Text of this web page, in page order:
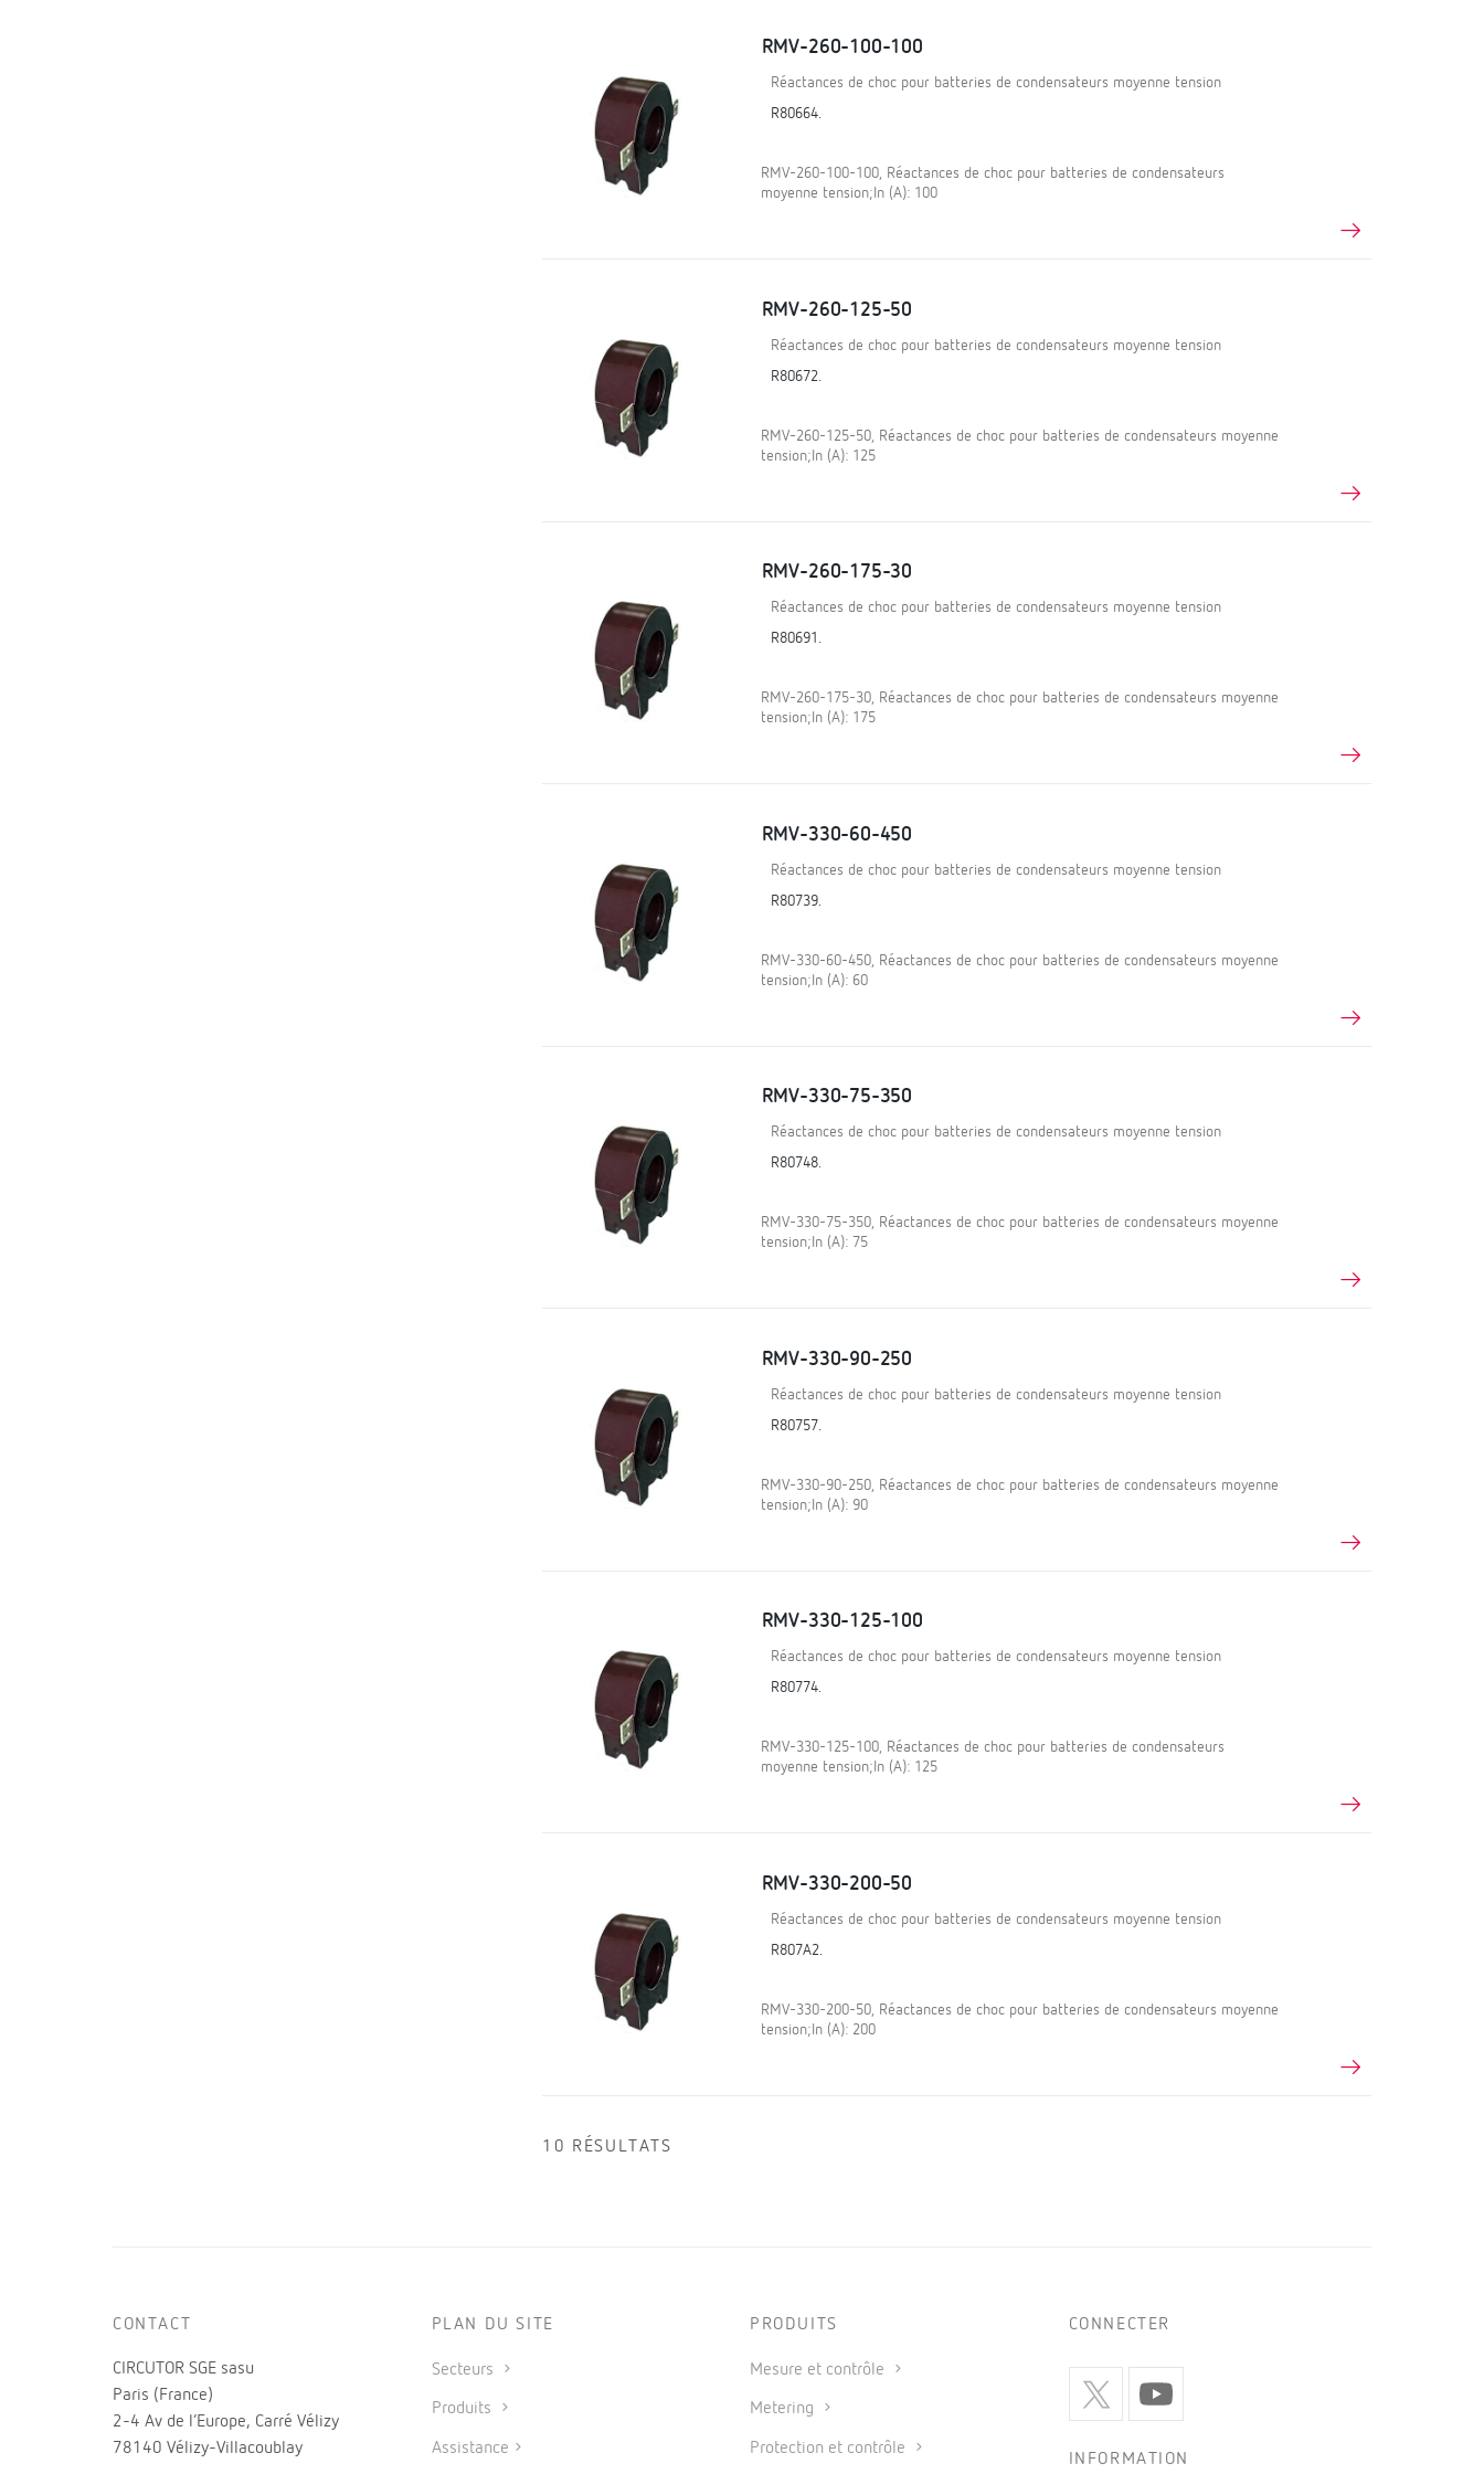
RMV-260-100-100
Réactances de choc pour batteries de condensateurs moyenne tension
R80664.
RMV-260-100-100, Réactances de choc pour batteries de condensateurs
moyenne tension;In (A): 100
RMV-260-125-50
Réactances de choc pour batteries de condensateurs moyenne tension
R80672.
RMV-260-125-50, Réactances de choc pour batteries de condensateurs moyenne
tension;In (A): 125
RMV-260-175-30
Réactances de choc pour batteries de condensateurs moyenne tension
R80691.
RMV-260-175-30, Réactances de choc pour batteries de condensateurs moyenne
tension;In (A): 175
RMV-330-60-450
Réactances de choc pour batteries de condensateurs moyenne tension
R80739.
RMV-330-60-450, Réactances de choc pour batteries de condensateurs moyenne
tension;In (A): 60
RMV-330-75-350
Réactances de choc pour batteries de condensateurs moyenne tension
R80748.
RMV-330-75-350, Réactances de choc pour batteries de condensateurs moyenne
tension;In (A): 75
RMV-330-90-250
Réactances de choc pour batteries de condensateurs moyenne tension
R80757.
RMV-330-90-250, Réactances de choc pour batteries de condensateurs moyenne
tension;In (A): 90
RMV-330-125-100
Réactances de choc pour batteries de condensateurs moyenne tension
R80774.
RMV-330-125-100, Réactances de choc pour batteries de condensateurs
moyenne tension;In (A): 125
RMV-330-200-50
Réactances de choc pour batteries de condensateurs moyenne tension
R807A2.
RMV-330-200-50, Réactances de choc pour batteries de condensateurs moyenne
tension;In (A): 200
10 RÉSULTATS
CONTACT
CIRCUTOR SGE sasu
Paris (France)
2-4 Av de l’Europe, Carré Vélizy
78140 Vélizy-Villacoublay
PLAN DU SITE
Secteurs
Produits
Assistance
PRODUITS
Mesure et contrôle
Metering
Protection et contrôle
CONNECTER
INFORMATION